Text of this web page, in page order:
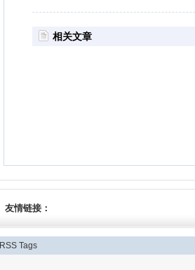
相关文章
友情链接：
RSS Tags